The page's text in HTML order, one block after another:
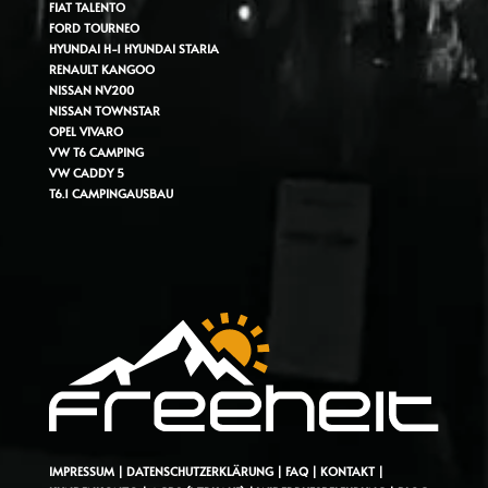
FIAT TALENTO
FORD TOURNEO
HYUNDAI H-1 HYUNDAI STARIA
RENAULT KANGOO
NISSAN NV200
NISSAN TOWNSTAR
OPEL VIVARO
VW T6 CAMPING
VW CADDY 5
T6.1 CAMPINGAUSBAU
IMPRESSUM| DATENSCHUTZERKLÄRUNG| FAQ| KONTAKT|